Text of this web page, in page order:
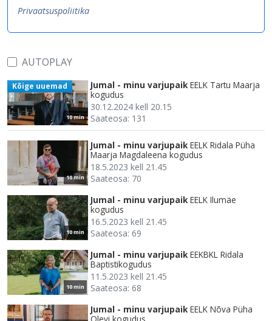
Privaatsuspoliitika
AUTOPLAY
10 min
Kõige uuemad Jumal - minu varjupaik EELK Tartu Maarja
kogudus
30.12.2024 kell 20.15
Saateosa: 131
10 min
Jumal - minu varjupaik EELK Ridala Püha
Maarja Magdaleena kogudus
18.5.2023 kell 21.45
Saateosa: 70
10 min
Jumal - minu varjupaik EELK Ilumäe
kogudus
16.5.2023 kell 21.45
Saateosa: 69
10 min
Jumal - minu varjupaik EEKBKL Ridala
Baptistikogudus
11.5.2023 kell 21.45
Saateosa: 68
Jumal - minu varjupaik EELK Nõva Püha